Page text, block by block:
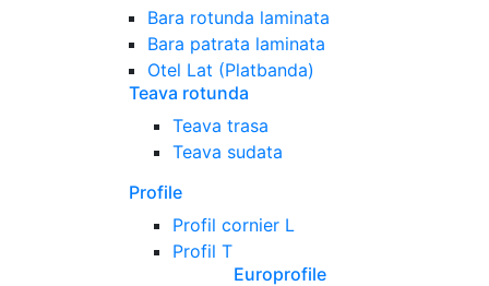
Bara rotunda laminata
Bara patrata laminata
Otel Lat (Platbanda)
Teava rotunda
Teava trasa
Teava sudata
Profile
Profil cornier L
Profil T
Europrofile